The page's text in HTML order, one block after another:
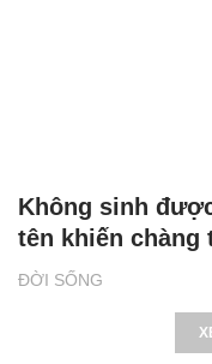
ĐỜI SỐNG
Không sinh
tên khiến chàng